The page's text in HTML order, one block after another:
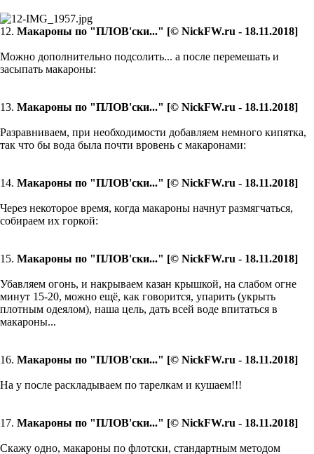
12. Макароны по "ПЛОВ'ски..." [© NickFW.ru - 18.11.2018]
Можно дополнительно подсолить... а после перемешать и
засыпать макароны:
13. Макароны по "ПЛОВ'ски..." [© NickFW.ru - 18.11.2018]
Разравниваем, при необходимости добавляем немного кипятка,
так что бы вода была почти вровень с макаронами:
14. Макароны по "ПЛОВ'ски..." [© NickFW.ru - 18.11.2018]
Через некоторое время, когда макароны начнут размягчаться,
собираем их горкой:
15. Макароны по "ПЛОВ'ски..." [© NickFW.ru - 18.11.2018]
Убавляем огонь, и накрываем казан крышкой, на слабом огне
минут 15-20, можно ещё, как говорится, упарить (укрыть
плотным одеялом), наша цель, дать всей воде впитаться в
макароны...
16. Макароны по "ПЛОВ'ски..." [© NickFW.ru - 18.11.2018]
На у после раскладываем по тарелкам и кушаем!!!
17. Макароны по "ПЛОВ'ски..." [© NickFW.ru - 18.11.2018]
Скажу одно, макароны по флотски, стандартным методом